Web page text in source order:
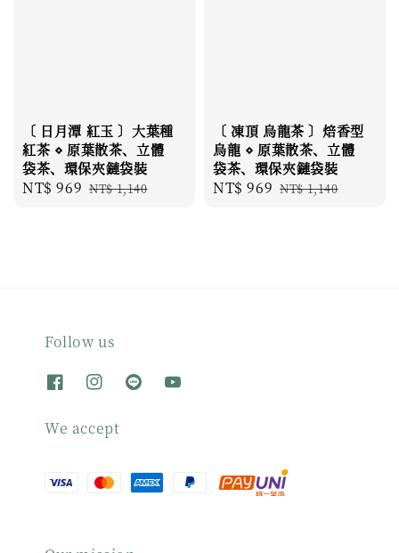
〔 日月潭 紅玉 〕大葉種
紅茶 ⋄ 原葉散茶、立體
袋茶、環保夾鏈袋裝
Sale
NT$ 969 Regular
NT$ 1,140
〔 凍頂 烏龍茶 〕焙香型
烏龍 ⋄ 原葉散茶、立體
袋茶、環保夾鏈袋裝
Sale
NT$ 969 Regular
NT$ 1,140
Follow us
We accept